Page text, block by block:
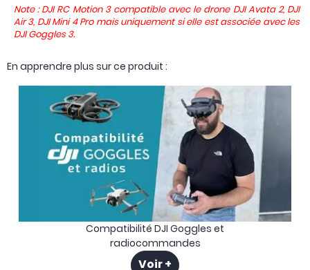
Note : DJI RC Motion 3 compatible avec le drone DJI Avata 2, DJI
Air 3, DJI Mini 4 Pro mais uniquement si elle est associée avec les
DJI Goggles 3.
En apprendre plus sur ce produit :
Compatibilité DJI Goggles et
radiocommandes
Voir +